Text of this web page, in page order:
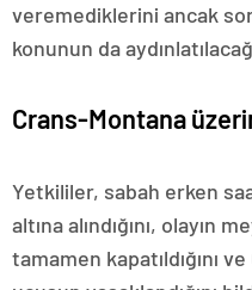
veremediklerini ancak
konunun da
Crans-Montana
Yetkililer, sabah erken
altına alındığını, olayın
tamamen kapatıldığını